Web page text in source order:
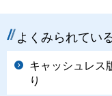
よくみられてい
キャッシュレス
り